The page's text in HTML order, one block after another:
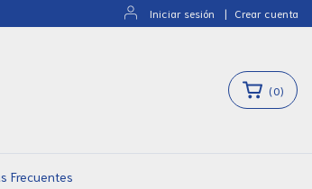
Iniciar sesión | Crear cuenta
(0)
Frecuentes